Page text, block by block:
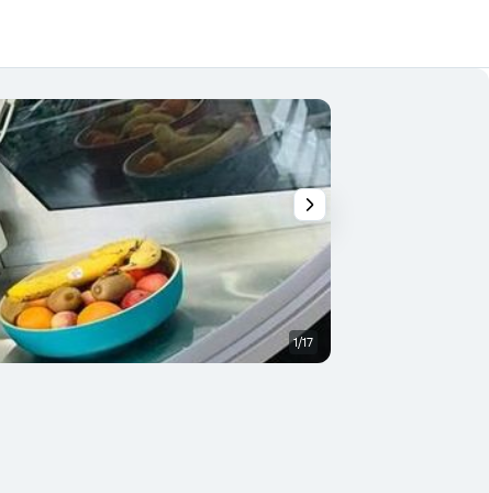
1/17